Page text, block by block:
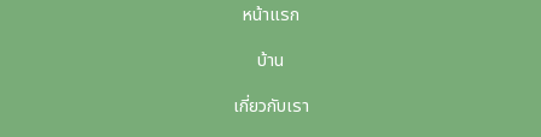
หน้าแรก
บ้าน
เกี่ยวกับเรา